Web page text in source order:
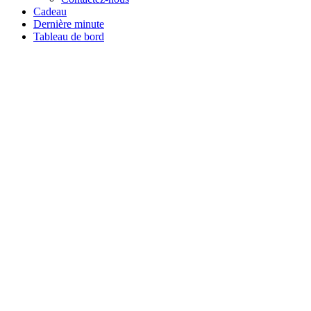
Cadeau
Dernière minute
Tableau de bord